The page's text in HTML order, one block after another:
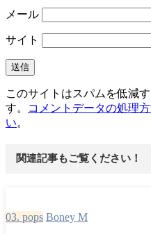
メール
サイト
このサイトはスパムを低減
す。
コメントデータの処理
い。
関連記事もご覧ください！
03. pops Boney M